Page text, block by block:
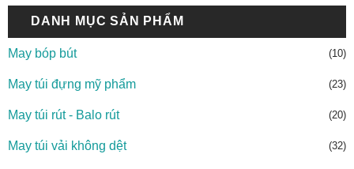
DANH MỤC SẢN PHẨM
May bóp bút (10)
May túi đựng mỹ phẩm (23)
May túi rút - Balo rút (20)
May túi vải không dệt (32)